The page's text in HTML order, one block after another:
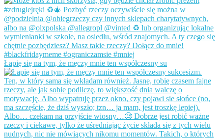
Łapię się na tym, że męczy mnie ten współczesny su